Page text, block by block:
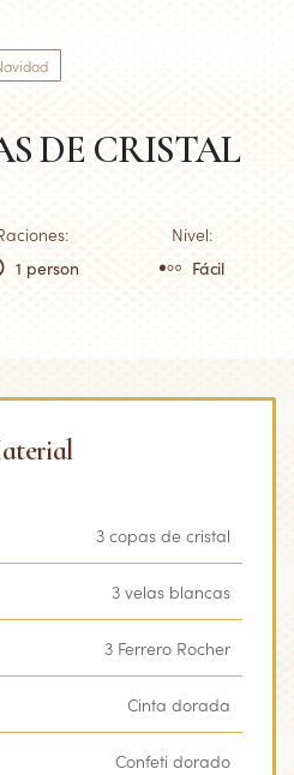
DE CRISTAL
Nivel:
1 person Fácil
3 copas de cristal
3 velas blancas
3 Ferrero Rocher
Cinta dorada
Confeti dorado